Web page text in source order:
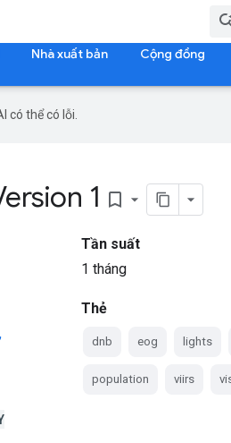
Nhà xuất bản Cộng đồng
có thể có lỗi.
1 bookmark_border
Tần suất
1 tháng
Thẻ
dnb eog lights
population viirs